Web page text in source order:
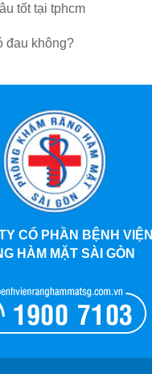
tốt tại tphcm
đau không?
CỔ PHẦN BỆNH VIỆN
HÀM MẶT SÀI GÒN